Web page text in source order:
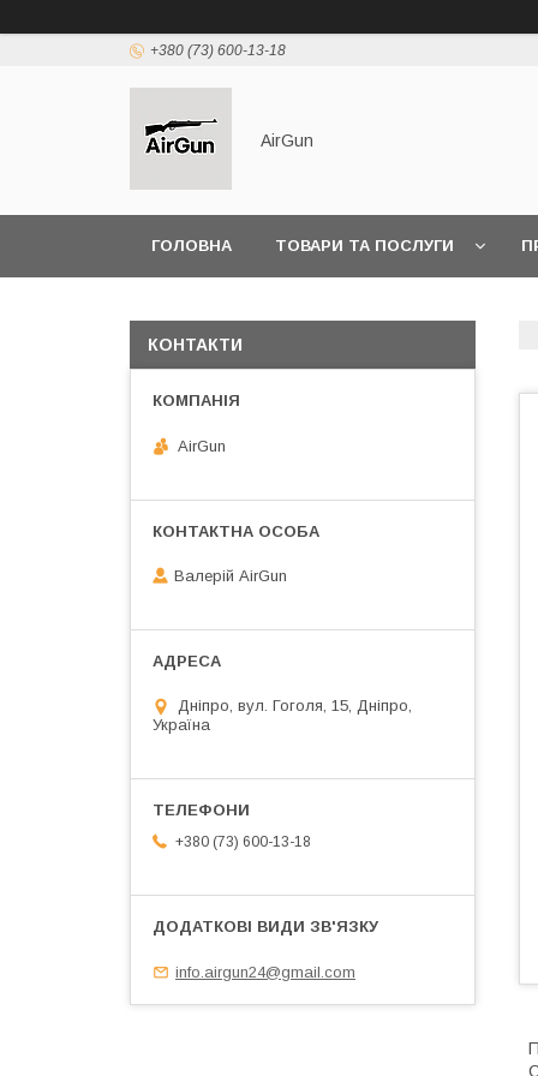
+380 (73) 600-13-18
AirGun
ГОЛОВНА ТОВАРИ ТА ПОСЛУГИ
КОНТАКТИ
AirGun
Валерій AirGun
Дніпро, вул. Гоголя, 15, Дніпро,
Україна
+380 (73) 600-13-18
info.airgun24@gmail.com